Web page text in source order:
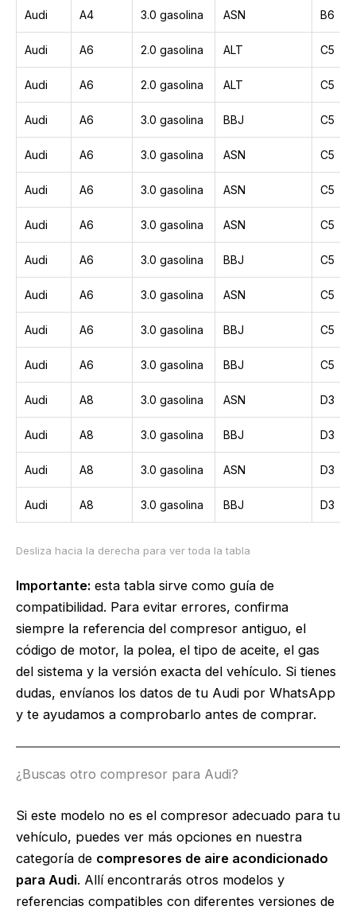
Audi A4 3.0 gasolina ASN B6
Audi A6 2.0 gasolina ALT C5
Audi A6 2.0 gasolina ALT C5
Audi A6 3.0 gasolina BBJ C5
Audi A6 3.0 gasolina ASN C5
Audi A6 3.0 gasolina ASN C5
Audi A6 3.0 gasolina ASN C5
Audi A6 3.0 gasolina BBJ C5
Audi A6 3.0 gasolina ASN C5
Audi A6 3.0 gasolina BBJ C5
Audi A6 3.0 gasolina BBJ C5
Audi A8 3.0 gasolina ASN D3
Audi A8 3.0 gasolina BBJ D3
Audi A8 3.0 gasolina ASN D3
Audi A8 3.0 gasolina BBJ D3
Importante: esta tabla sirve como guía de
compatibilidad. Para evitar errores, confirma
siempre la referencia del compresor antiguo, el
código de motor, la polea, el tipo de aceite, el gas
del sistema y la versión exacta del vehículo. Si tienes
dudas, envíanos los datos de tu Audi por WhatsApp
y te ayudamos a comprobarlo antes de comprar.
¿Buscas otro compresor para Audi?
Si este modelo no es el compresor adecuado para tu
vehículo, puedes ver más opciones en nuestra
categoría de compresores de aire acondicionado
para Audi. Allí encontrarás otros modelos y
referencias compatibles con diferentes versiones de